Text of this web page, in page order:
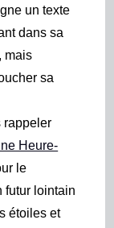
un texte
dans sa
mais
sa
rappeler
Heure-
le
futur lointain
étoiles et